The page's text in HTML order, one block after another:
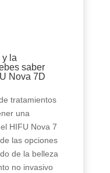
y la
saber
Nova 7D
tratamientos
una
HIFU Nova 7
las opciones
de la belleza
no invasivo